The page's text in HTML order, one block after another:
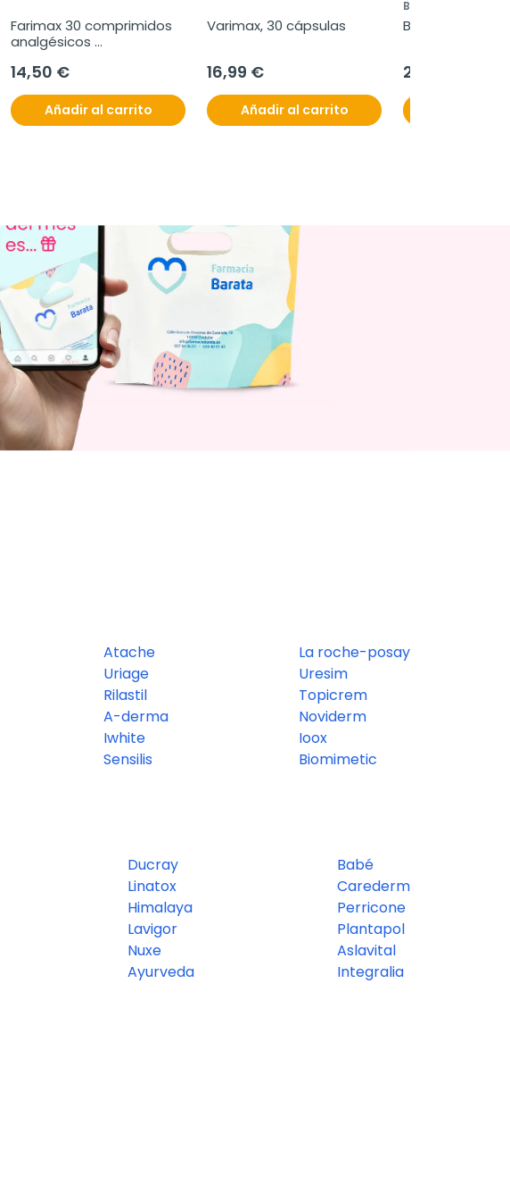
Farimax 30 comprimidos
analgésicos
14,50 €
Añadir al carrito
Varimax, 30 cápsulas
16,99 €
Añadir al carrito
BIOKSAN
Bioksan Livex,
20,95 €
Atache
Uriage
Rilastil
A-derma
Iwhite
Sensilis
La roche-posay
Uresim
Topicrem
Noviderm
Ioox
Biomimetic
Ducray
Linatox
Himalaya
Lavigor
Nuxe
Ayurveda
Babé
Carederm
Perricone
Plantapol
Aslavital
Integralia